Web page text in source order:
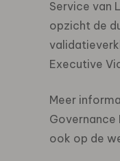
Service van
opzicht de
Executive
Meer
Governance
ook op de